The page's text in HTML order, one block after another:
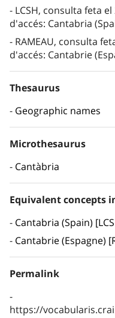
LCSH, consulta feta
d'accés: Cantabria
RAMEAU, consulta
d'accés: Cantabrie
Thesaurus
Geographic names
Microthesaurus
Cantàbria
Equivalent concepts
Cantabria (Spain)
Cantabrie (Espagne)
Permalink
https://